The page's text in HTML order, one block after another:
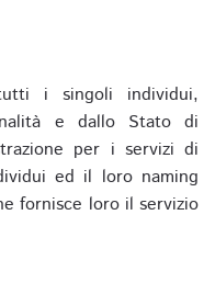
i singoli individui,
e dallo Stato di
per i servizi di
ed il loro naming
fornisce loro il servizio